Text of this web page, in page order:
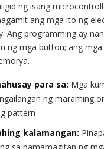
ng isang
ang mga ito ng
Ang programming ay
ng mga button; ang mga
para sa: Mga
ng maraming
pattern
kalamangan: